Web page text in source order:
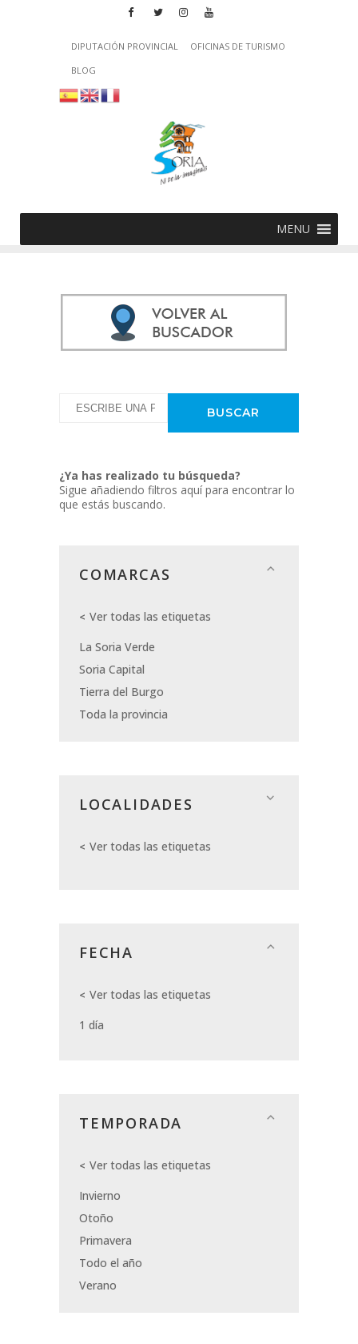
DIPUTACIÓN PROVINCIAL
OFICINAS DE TURISMO
BLOG
MENU
¿Ya has realizado tu búsqueda?
Sigue añadiendo filtros aquí para encontrar lo
que estás buscando.
COMARCAS
Ver todas las etiquetas
La Soria Verde
Soria Capital
Tierra del Burgo
Toda la provincia
LOCALIDADES
Ver todas las etiquetas
FECHA
Ver todas las etiquetas
1 día
TEMPORADA
Ver todas las etiquetas
Invierno
Otoño
Primavera
Todo el año
Verano